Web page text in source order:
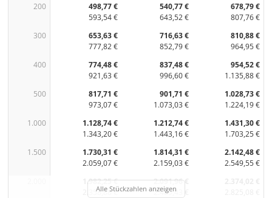
200
498,77 €
593,54 €
540,77 €
643,52 €
678,79 €
807,76 €
300
653,63 €
777,82 €
716,63 €
852,79 €
810,88 €
964,95 €
400
774,48 €
921,63 €
837,48 €
996,60 €
954,52 €
1.135,88 €
500
817,71 €
973,07 €
901,71 €
1.073,03 €
1.028,73 €
1.224,19 €
1.000
1.128,74 €
1.343,20 €
1.212,74 €
1.443,16 €
1.431,30 €
1.703,25 €
1.500
1.730,31 €
2.059,07 €
1.814,31 €
2.159,03 €
2.142,48 €
2.549,55 €
1.982,25 €
2.358,88 €
2.091,96 €
2.489,43 €
Alle Stückzahlen anzeigen